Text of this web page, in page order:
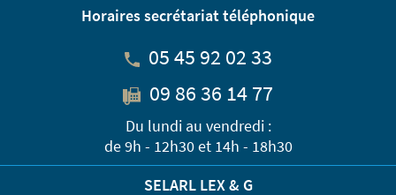
Horaires secrétariat téléphonique
05 45 92 02 33
09 86 36 14 77
Du lundi au vendredi :
de 9h - 12h30 et 14h - 18h30
SELARL LEX & G